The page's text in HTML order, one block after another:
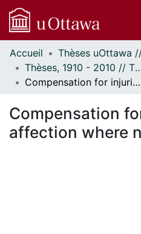
Communautés
et collections
Parcourir
À propos
Accueil
Thèses, 1910 - 2010 //
Compensation for injurious affection where no land is taken
Compensation
affection where